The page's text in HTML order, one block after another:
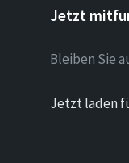
Jetzt
Bleiben Sie
Jetzt laden